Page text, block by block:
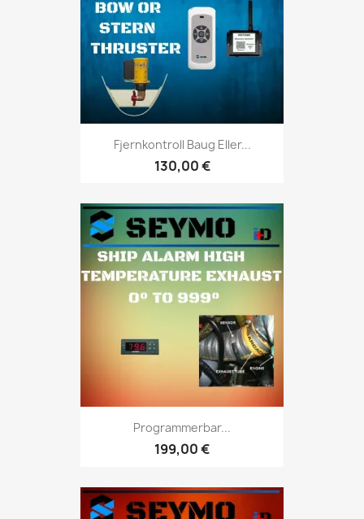
Fjernkontroll Baug Eller...
130,00 €
Programmerbar...
199,00 €